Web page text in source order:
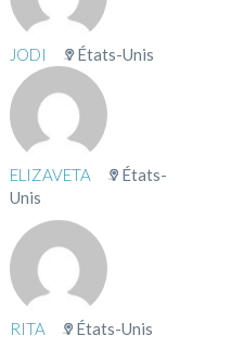
JODI États-Unis
ELIZAVETA
États-
Unis
RITA États-Unis